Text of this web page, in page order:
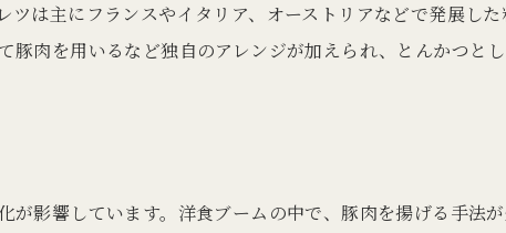
がったとんかつの発祥物語
か？分類の背景を解説
は主にフランスやイタリア、オーストリアなどで発展し
肉を用いるなど独自のアレンジが加えられ、とんかつと
影響しています。洋食ブームの中で、豚肉を揚げる手法が